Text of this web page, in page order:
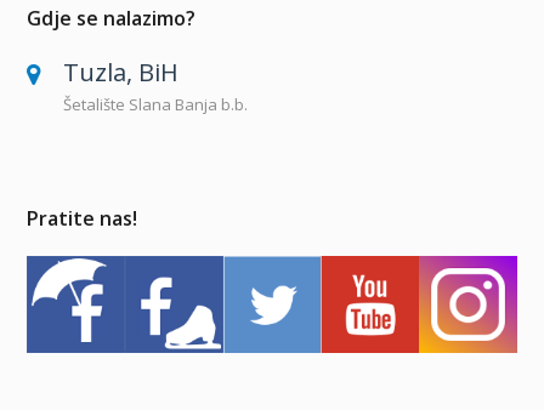
Gdje se nalazimo?
Tuzla, BiH
Šetalište Slana Banja b.b.
Pratite nas!